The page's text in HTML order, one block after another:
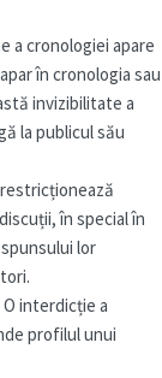
a cronologiei apare
în cronologia sau
invizibilitate a
la publicul său
în special în
lor
O interdicție a
profilul unui